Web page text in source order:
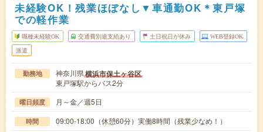
未経験OK！残業ほぼなし▼車通勤OK＊東戸塚
での軽作業
職種未経験OK 交通費別途支給あり 土日祝日が休み WEB登録OK
派遣
勤務地 神奈川県横浜市保土ヶ谷区
東戸塚駅からバス2分
曜日頻度 月～金／週5日
時間 09:00-18:00（休憩60分）実働8時間（残業少なめ！）